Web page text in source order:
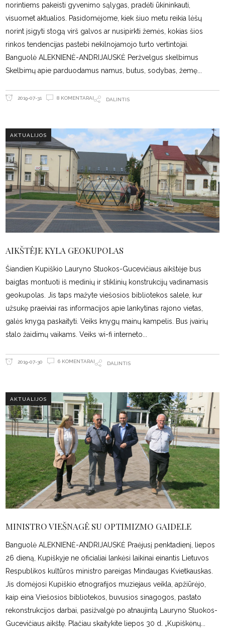
norintiems pakeisti gyvenimo sąlygas, pradėti ūkininkauti,
visuomet aktualios. Pasidomėjome, kiek šiuo metu reikia lėšų
norint įsigyti stogą virš galvos ar nusipirkti žemės, kokias šios
rinkos tendencijas pastebi nekilnojamojo turto vertintojai.
Banguolė ALEKNIENĖ-ANDRIJAUSKĖ Peržvelgus skelbimus
Skelbimų apie parduodamus namus, butus, sodybas, žemę
2019-07-31 8 KOMENTARAI DALINTIS
AKTUALIJOS
AIKŠTĖJE KYLA GEOKUPOLAS
Šiandien Kupiškio Lauryno Stuokos-Gucevičiaus aikštėje bus
baigtas montuoti iš medinių ir stiklinių konstrukcijų vadinamasis
geokupolas. Jis taps mažyte viešosios bibliotekos salele, kur
užsukę praeiviai ras informacijos apie lankytinas rajono vietas,
galės knygą paskaityti. Veiks knygų mainų kampelis. Bus įvairių
stalo žaidimų vaikams. Veiks wi-fi interneto
2019-07-30 6 KOMENTARAI DALINTIS
AKTUALIJOS
MINISTRO VIEŠNAGĖ SU OPTIMIZMO GAIDELE
Banguolė ALEKNIENĖ-ANDRIJAUSKĖ Praėjusį penktadienį, liepos
26 dieną, Kupiškyje ne oficialiai lankėsi laikinai einantis Lietuvos
Respublikos kultūros ministro pareigas Mindaugas Kvietkauskas.
Jis domėjosi Kupiškio etnografijos muziejaus veikla, apžiūrėjo,
kaip eina Viešosios bibliotekos, buvusios sinagogos, pastato
rekonstrukcijos darbai, pasižvalgė po atnaujintą Lauryno Stuokos-
Gucevičiaus aikštę. Plačiau skaitykite liepos 30 d. „Kupiškėnų